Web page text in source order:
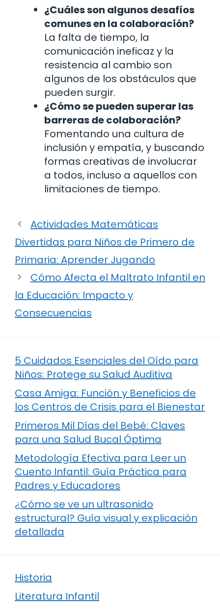
¿Cuáles son algunos desafíos
comunes en la colaboración?
La falta de tiempo, la
comunicación ineficaz y la
resistencia al cambio son
algunos de los obstáculos que
pueden surgir.
¿Cómo se pueden superar las
barreras de colaboración?
Fomentando una cultura de
inclusión y empatía, y buscando
formas creativas de involucrar
a todos, incluso a aquellos con
limitaciones de tiempo.
Actividades Matemáticas
Divertidas para Niños de Primero de
Primaria: Aprender Jugando
Cómo Afecta el Maltrato Infantil en
la Educación: Impacto y
Consecuencias
5 Cuidados Esenciales del Oído para
Niños: Protege su Salud Auditiva
Casa Amiga: Función y Beneficios de
los Centros de Crisis para el Bienestar
Primeros Mil Días del Bebé: Claves
para una Salud Bucal Óptima
Metodología Efectiva para Leer un
Cuento Infantil: Guía Práctica para
Padres y Educadores
¿Cómo se ve un ultrasonido
estructural? Guía visual y explicación
detallada
Historia
Literatura Infantil